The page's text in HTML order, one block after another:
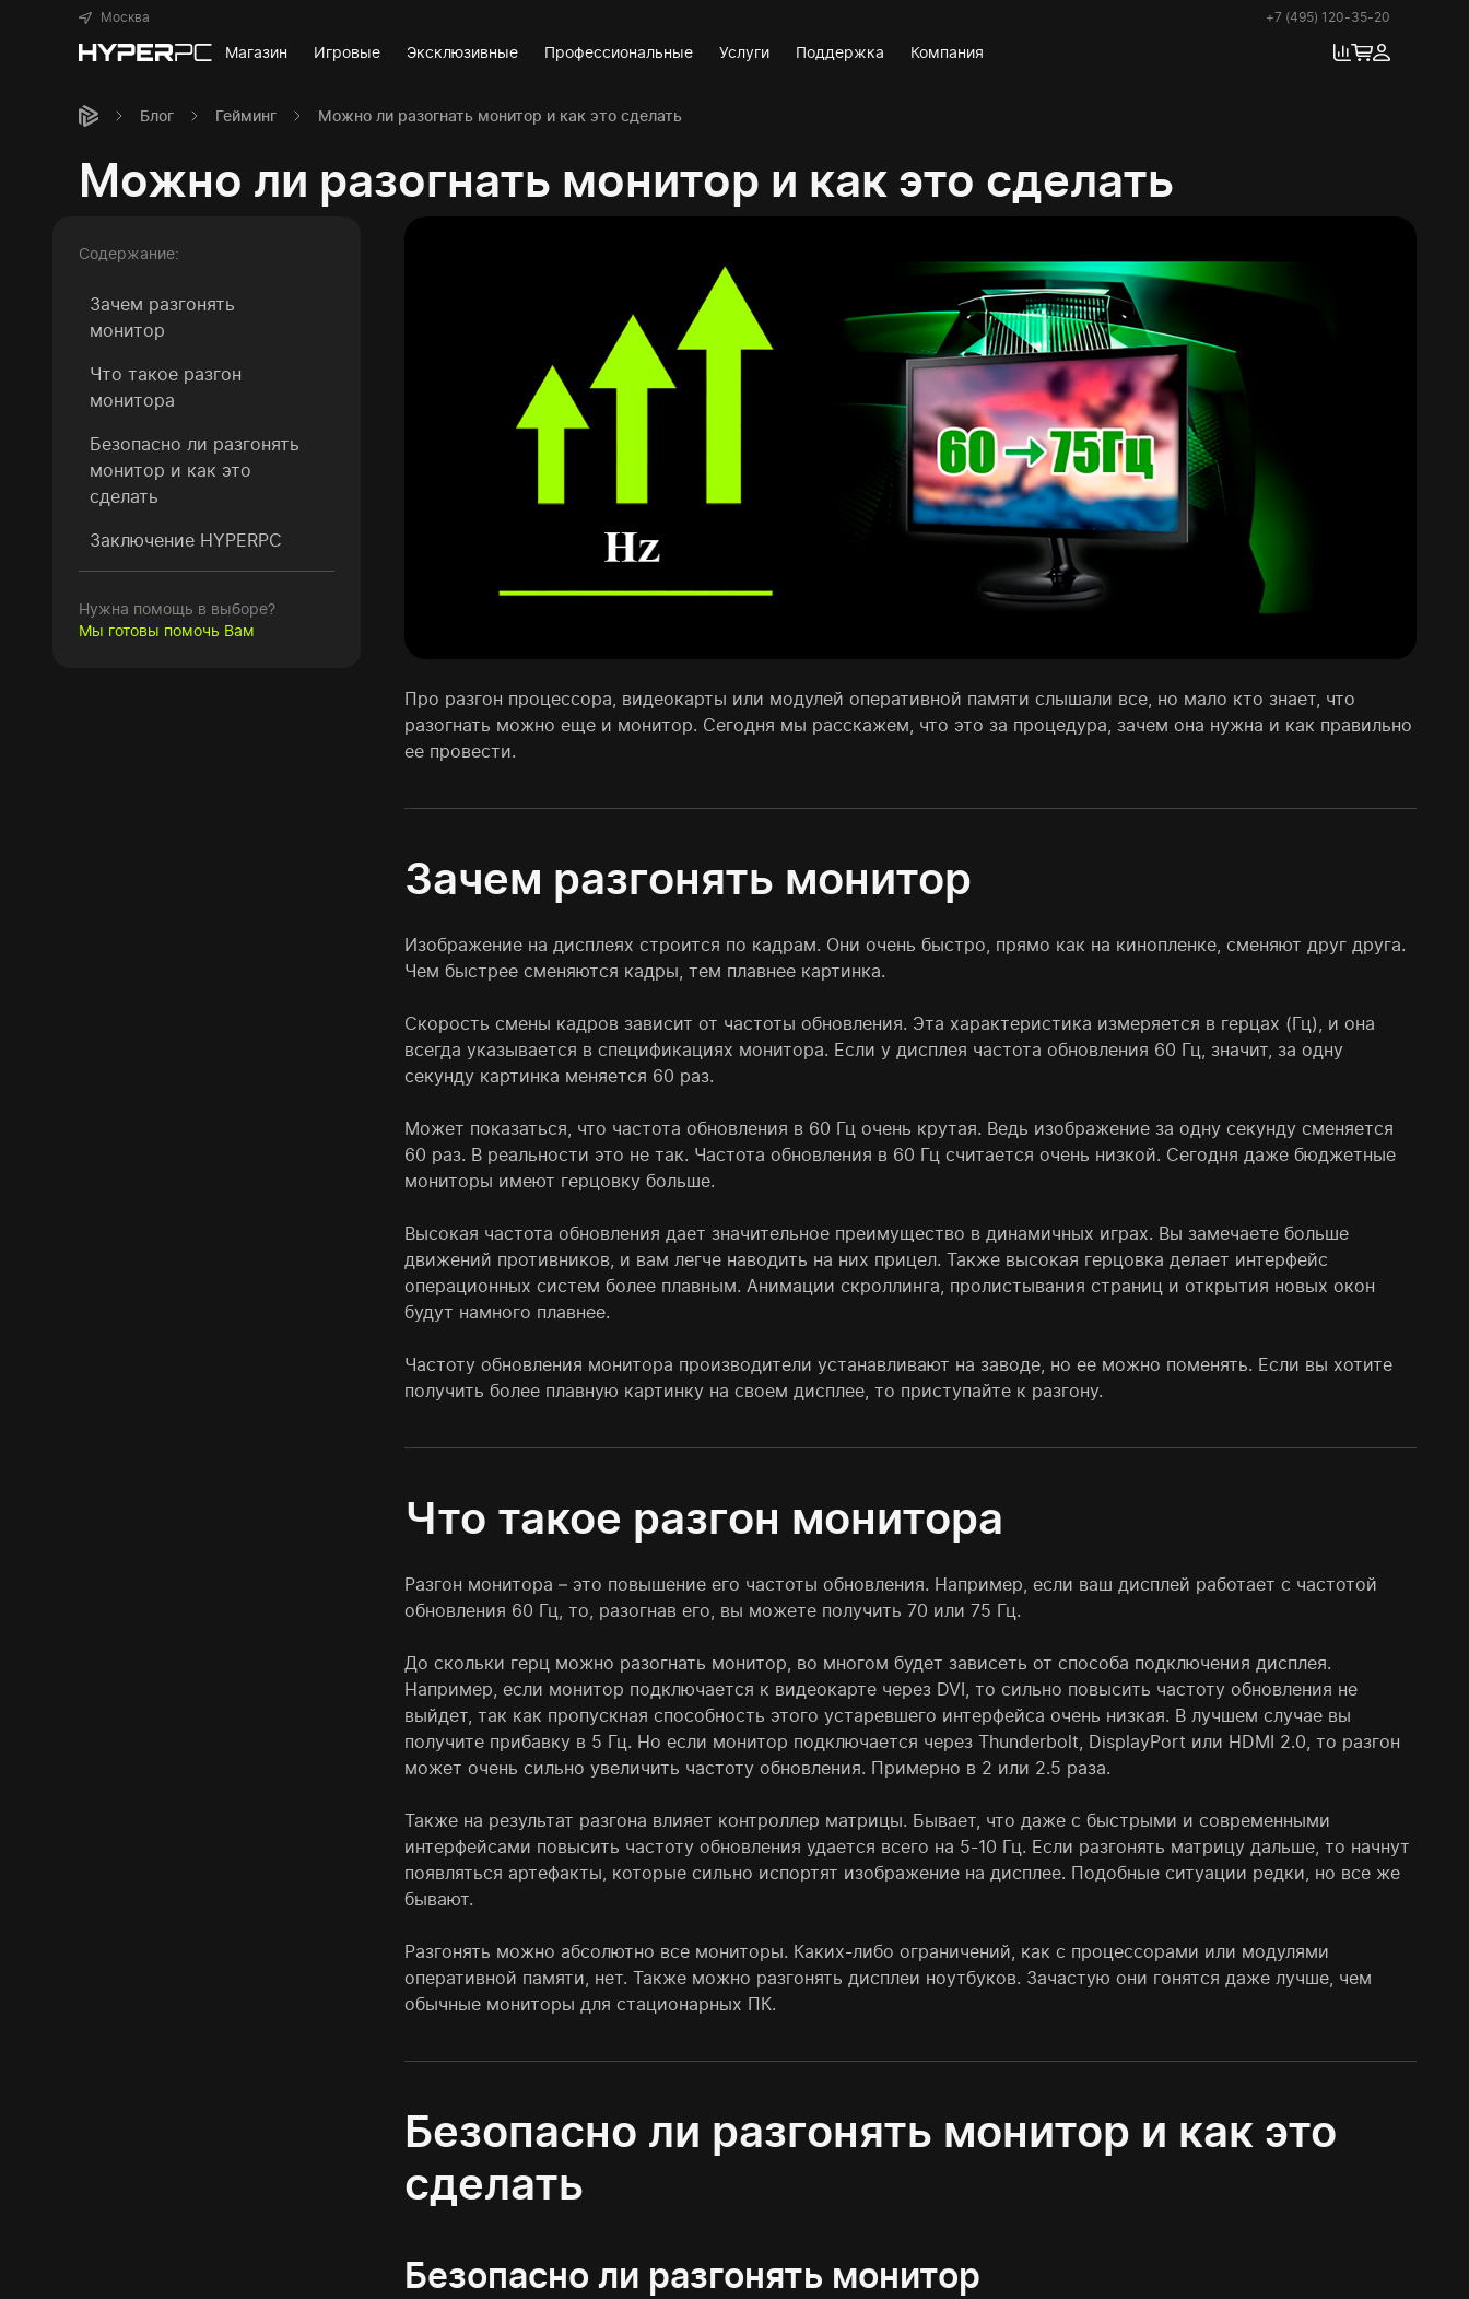
Москва +7 (495) 120-35-20
Магазин Игровые Эксклюзивные Профессиональные Услуги Поддержка Компания
Блог Гейминг Можно ли разогнать монитор и как это сделать
Можно ли разогнать монитор и как это сделать
Содержание:
Зачем разгонять
монитор
Что такое разгон
монитора
Безопасно ли разгонять
монитор и как это
сделать
Заключение HYPERPC
Нужна помощь в выборе?
Мы готовы помочь Вам
Про разгон процессора, видеокарты или модулей оперативной памяти слышали все, но мало кто знает, что
разогнать можно еще и монитор. Сегодня мы расскажем, что это за процедура, зачем она нужна и как правильно
ее провести.
Зачем разгонять монитор
Изображение на дисплеях строится по кадрам. Они очень быстро, прямо как на кинопленке, сменяют друг друга.
Чем быстрее сменяются кадры, тем плавнее картинка.
Скорость смены кадров зависит от частоты обновления. Эта характеристика измеряется в герцах (Гц), и она
всегда указывается в спецификациях монитора. Если у дисплея частота обновления 60 Гц, значит, за одну
секунду картинка меняется 60 раз.
Может показаться, что частота обновления в 60 Гц очень крутая. Ведь изображение за одну секунду сменяется
60 раз. В реальности это не так. Частота обновления в 60 Гц считается очень низкой. Сегодня даже бюджетные
мониторы имеют герцовку больше.
Высокая частота обновления дает значительное преимущество в динамичных играх. Вы замечаете больше
движений противников, и вам легче наводить на них прицел. Также высокая герцовка делает интерфейс
операционных систем более плавным. Анимации скроллинга, пролистывания страниц и открытия новых окон
будут намного плавнее.
Частоту обновления монитора производители устанавливают на заводе, но ее можно поменять. Если вы хотите
получить более плавную картинку на своем дисплее, то приступайте к разгону.
Что такое разгон монитора
Разгон монитора – это повышение его частоты обновления. Например, если ваш дисплей работает с частотой
обновления 60 Гц, то, разогнав его, вы можете получить 70 или 75 Гц.
До скольки герц можно разогнать монитор, во многом будет зависеть от способа подключения дисплея.
Например, если монитор подключается к видеокарте через DVI, то сильно повысить частоту обновления не
выйдет, так как пропускная способность этого устаревшего интерфейса очень низкая. В лучшем случае вы
получите прибавку в 5 Гц. Но если монитор подключается через Thunderbolt, DisplayPort или HDMI 2.0, то разгон
может очень сильно увеличить частоту обновления. Примерно в 2 или 2.5 раза.
Также на результат разгона влияет контроллер матрицы. Бывает, что даже с быстрыми и современными
интерфейсами повысить частоту обновления удается всего на 5-10 Гц. Если разгонять матрицу дальше, то начнут
появляться артефакты, которые сильно испортят изображение на дисплее. Подобные ситуации редки, но все же
бывают.
Разгонять можно абсолютно все мониторы. Каких-либо ограничений, как с процессорами или модулями
оперативной памяти, нет. Также можно разгонять дисплеи ноутбуков. Зачастую они гонятся даже лучше, чем
обычные мониторы для стационарных ПК.
Безопасно ли разгонять монитор и как это
сделать
Безопасно ли разгонять монитор